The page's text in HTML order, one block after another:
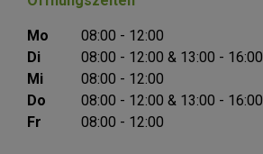
Mo
08:00 - 12:00
Di
08:00 - 12:00 & 13:00 - 16:00
Mi
08:00 - 12:00
Do
08:00 - 12:00 & 13:00 - 16:00
Fr
08:00 - 12:00